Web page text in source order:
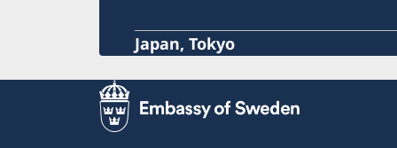
Japan, Tokyo